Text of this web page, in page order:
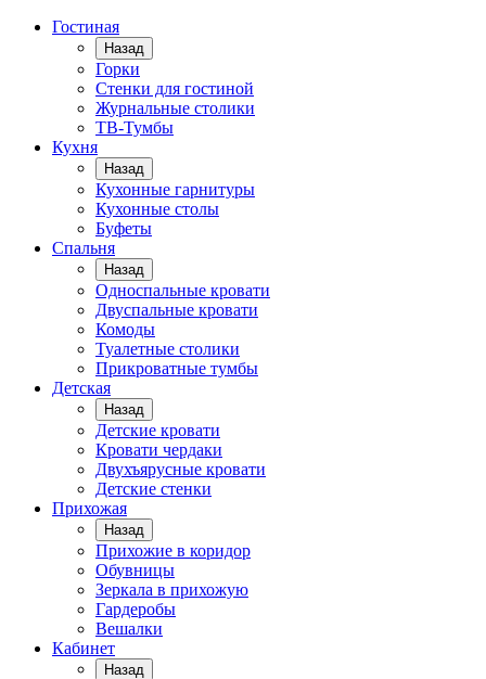
Гостиная
Назад
Горки
Стенки для гостиной
Журнальные столики
TВ-Тумбы
Кухня
Назад
Кухонные гарнитуры
Кухонные столы
Буфеты
Спальня
Назад
Односпальные кровати
Двуспальные кровати
Комоды
Туалетные столики
Прикроватные тумбы
Детская
Назад
Детские кровати
Кровати чердаки
Двухъярусные кровати
Детские стенки
Прихожая
Назад
Прихожие в коридор
Обувницы
Зеркала в прихожую
Гардеробы
Вешалки
Кабинет
Назад